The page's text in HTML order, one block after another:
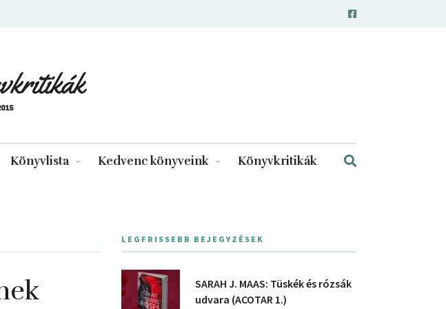
Könyvlista Kedvenc könyveink Könyvkritikák
LEGFRISSEBB BEJEGYZÉSEK
SARAH J. MAAS: Tüskék és rózsák
udvara (ACOTAR 1.)